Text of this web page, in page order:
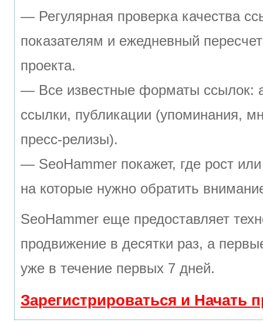
— Регулярная проверка качества
показателям и ежедневный
проекта.
— Все известные форматы ссылок:
ссылки, публикации (упоминания,
пресс-релизы).
— SeoHammer покажет, где рост
на которые нужно обратить
SeoHammer еще предоставляет
продвижение в десятки раз, а
уже в течение первых 7 дней.
Зарегистрироваться и Начать